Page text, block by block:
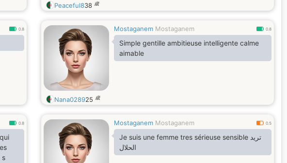
Peaceful838 歳
0.8 Mostaganem Mostaganem 0.8
Simple gentille ambitieuse intelligente calme
aimable
Nana028925 歳
0.8
s
Mostaganem Mostaganem 0.5
Je suis une femme tres sérieuse sensible تريد
الحلال